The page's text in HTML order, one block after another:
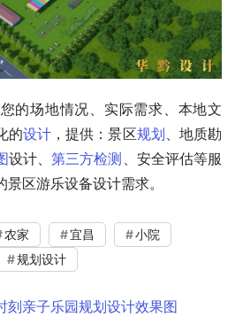
的场地情况、实际需求、本地文
的设计 ，提供：景区规划、地质勘
设计、第三方检测 、安全评估等服
区游乐设备设计需求。
农家 宜昌
小院
规划设计
刻亲子乐园规划设计效果图